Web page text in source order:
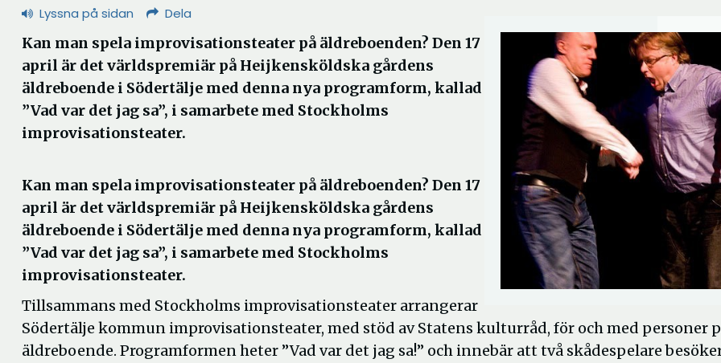
Lyssna på sidan Dela
Kan man spela improvisationsteater på äldreboenden? Den 17
april är det världspremiär på Heijkensköldska gårdens
äldreboende i Södertälje med denna nya programform, kallad
”Vad var det jag sa”, i samarbete med Stockholms
improvisationsteater.
Kan man spela improvisationsteater på äldreboenden? Den 17
april är det världspremiär på Heijkensköldska gårdens
äldreboende i Södertälje med denna nya programform, kallad
”Vad var det jag sa”, i samarbete med Stockholms
improvisationsteater.
Tillsammans med Stockholms improvisationsteater arrangerar
Södertälje kommun improvisationsteater, med stöd av Statens kulturråd, för och med personer
äldreboende. Programformen heter ”Vad var det jag sa!” och innebär att två skådespelare